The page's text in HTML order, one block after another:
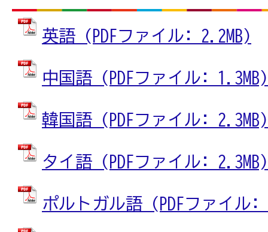
英語 (PDFファイル: 2.2MB)
中国語 (PDFファイル: 1.3MB)
韓国語 (PDFファイル: 2.3MB)
タイ語 (PDFファイル: 2.3MB)
ポルトガル語 (PDFファイル: